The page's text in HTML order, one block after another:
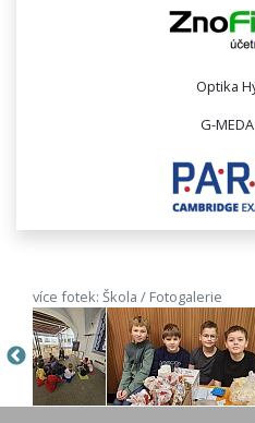
Optika
G-
více fotek: Škola / Fotogalerie